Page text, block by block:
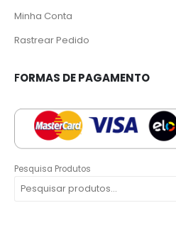
Minha Conta
Rastrear Pedido
FORMAS DE PAGAMENTO
Pesquisa Produtos